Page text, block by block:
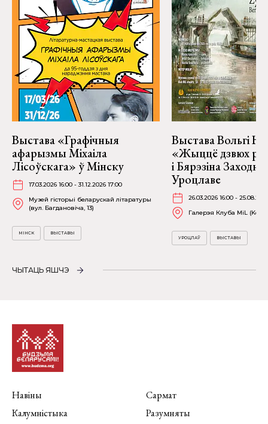
Выстава «Графічныя
афарызмы Міхаіла
Лісоўскага» ў Мінску
17.03.2026 16:00 - 31.12.2026 17:00
Музей гісторыі беларускай літаратуры
(вул. Багдановіча, 13)
МІНСК ВЫСТАВЫ
Выстава Вольгі
«Жыццё дзвюх
і Бярэзіна
Уроцлаве
26.03.2026 16:00 -
Галерэя Клуба MiL
УРОЦЛАЎ ВЫСТАВЫ
ЧЫТАЦЬ ЯШЧЭ
Навіны
Калумністыка
Сармат
Разумняты